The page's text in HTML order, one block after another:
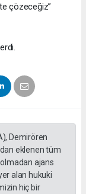
çözeceğiz”
Demirören
eklenen tüm
ajans
alan hukuki
hiç bir